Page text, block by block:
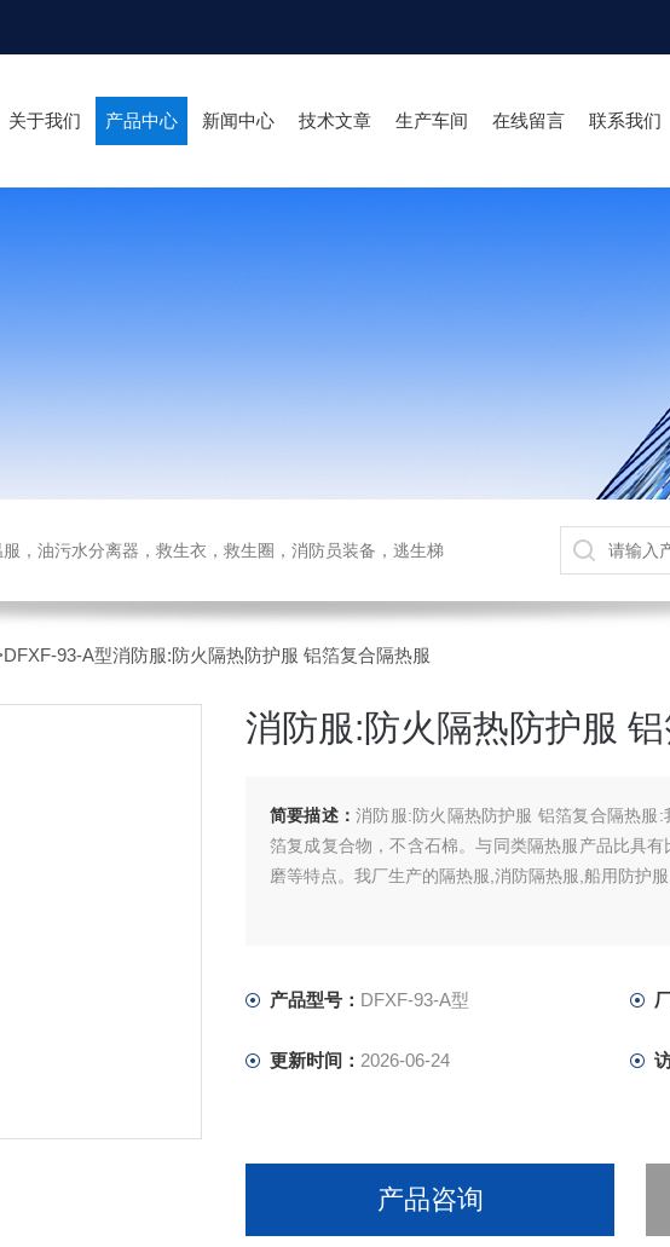
关于我们 产品中心 新闻中心 技术文章 生产车间 在线留言 联系我们
，油污水分离器，救生衣，救生圈，消防员装备，逃生梯
93-A型消防服:防火隔热防护服 铝箔复合隔热服
消防服:防火隔热防护服
简要描述：消防服:防火隔热防护服 铝箔复合隔热服
箔复成复合物，不含石棉。与同类隔热服产品比具
磨等特点。我厂生产的隔热服,消防隔热服,船用防护
产品型号： DFXF-93-A型
更新时间： 2026-06-24
产品咨询